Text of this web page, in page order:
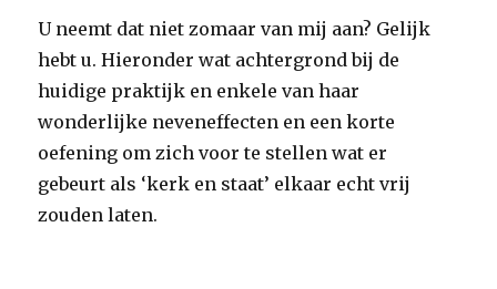
U neemt dat niet zomaar van mij aan? Gelijk
hebt u. Hieronder wat achtergrond bij de
huidige praktijk en enkele van haar
wonderlijke neveneffecten en een korte
oefening om zich voor te stellen wat er
gebeurt als ‘kerk en staat’ elkaar echt vrij
zouden laten.